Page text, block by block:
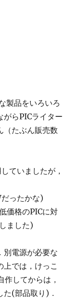
製品をいろいろ
がらPICライター
（たぶん販売数
ていましたが，
ったかな)
価格のPICに対
ました)
別電源が必要な
上では，けっこ
してからは，
た(部品取り)．